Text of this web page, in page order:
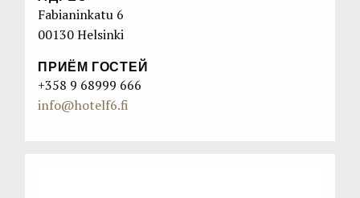
Fabianinkatu 6
00130 Helsinki
ПРИЁМ ГОСТЕЙ
+358 9 68999 666
info@hotelf6.fi